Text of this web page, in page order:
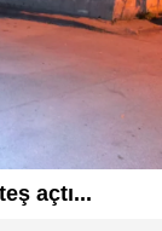
açtı...